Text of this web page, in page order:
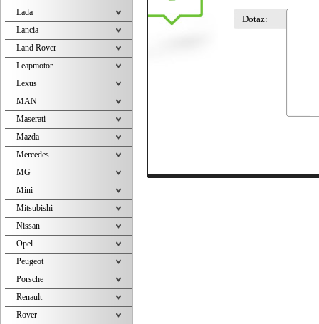
Dotaz:
Lada
Lancia
Land Rover
Leapmotor
Lexus
MAN
Maserati
Mazda
Mercedes
MG
Mini
Mitsubishi
Nissan
Opel
Peugeot
Porsche
Renault
Rover